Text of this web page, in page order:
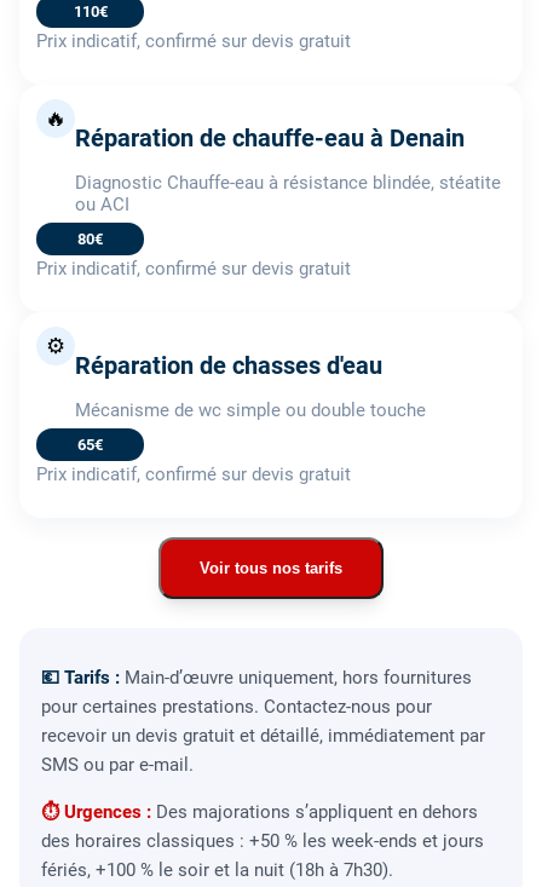
110€
Prix indicatif, confirmé sur devis gratuit
🔥
Réparation de chauffe-eau à Denain
Diagnostic Chauffe-eau à résistance blindée, stéatite
ou ACI
80€
Prix indicatif, confirmé sur devis gratuit
⚙️
Réparation de chasses d'eau
Mécanisme de wc simple ou double touche
65€
Prix indicatif, confirmé sur devis gratuit
Voir tous nos tarifs
💶 Tarifs : Main-d’œuvre uniquement, hors fournitures
pour certaines prestations. Contactez-nous pour
recevoir un devis gratuit et détaillé, immédiatement par
SMS ou par e-mail.
⏱ Urgences : Des majorations s’appliquent en dehors
des horaires classiques : +50 % les week-ends et jours
fériés, +100 % le soir et la nuit (18h à 7h30).